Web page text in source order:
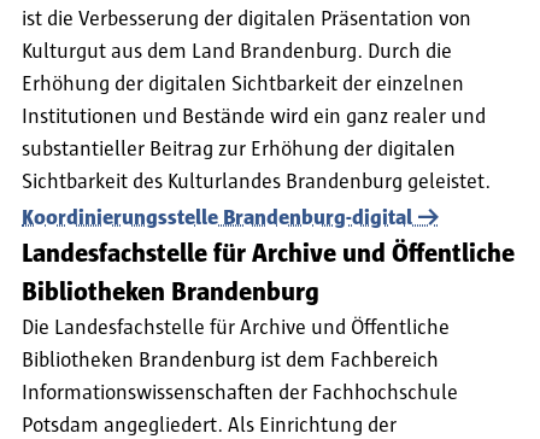
ist die Verbesserung der digitalen Präsentation von
Kulturgut aus dem Land Brandenburg. Durch die
Erhöhung der digitalen Sichtbarkeit der einzelnen
Institutionen und Bestände wird ein ganz realer und
substantieller Beitrag zur Erhöhung der digitalen
Sichtbarkeit des Kulturlandes Brandenburg geleistet.
Koordinierungsstelle Brandenburg-digital
Landesfachstelle für Archive und Öffentliche
Bibliotheken Brandenburg
Die Landesfachstelle für Archive und Öffentliche
Bibliotheken Brandenburg ist dem Fachbereich
Informationswissenschaften der Fachhochschule
Potsdam angegliedert. Als Einrichtung der